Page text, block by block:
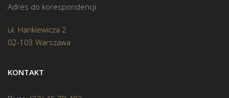
Adres do korespondencji
ul. Hankiewicza 2
02-103 Warszawa
KONTAKT